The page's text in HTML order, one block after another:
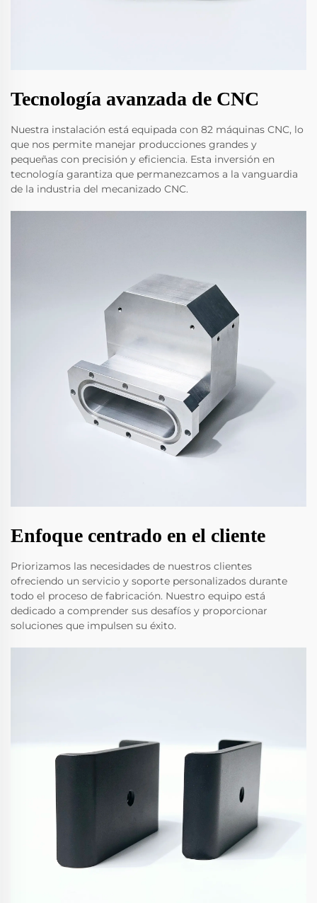
Tecnología avanzada de CNC
Nuestra instalación está equipada con 82 máquinas CNC, lo
que nos permite manejar producciones grandes y
pequeñas con precisión y eficiencia. Esta inversión en
tecnología garantiza que permanezcamos a la vanguardia
de la industria del mecanizado CNC.
Enfoque centrado en el cliente
Priorizamos las necesidades de nuestros clientes
ofreciendo un servicio y soporte personalizados durante
todo el proceso de fabricación. Nuestro equipo está
dedicado a comprender sus desafíos y proporcionar
soluciones que impulsen su éxito.